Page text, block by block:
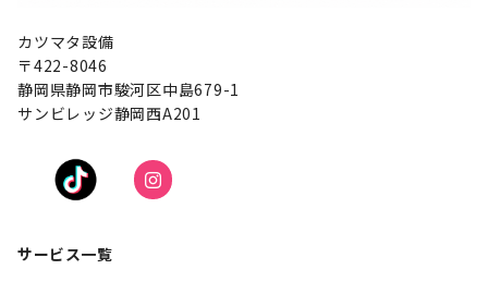
カツマタ設備
〒422-8046
静岡県静岡市駿河区中島679-1
サンビレッジ静岡西A201
サービス一覧